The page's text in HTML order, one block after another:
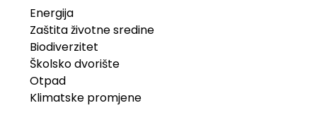
Energija
Zaštita životne sredine
Biodiverzitet
Školsko dvorište
Otpad
Klimatske promjene